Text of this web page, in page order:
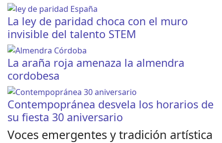
La ley de paridad choca con el muro
invisible del talento STEM
La araña roja amenaza la almendra
cordobesa
Contempopránea desvela los horarios de
su fiesta 30 aniversario
Voces emergentes y tradición artística